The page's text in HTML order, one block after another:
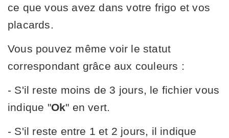
ce que vous avez dans votre frigo et vos
placards.
Vous pouvez même voir le statut
correspondant grâce aux couleurs :
- S'il reste moins de 3 jours, le fichier vous
indique "Ok" en vert.
- S'il reste entre 1 et 2 jours, il indique